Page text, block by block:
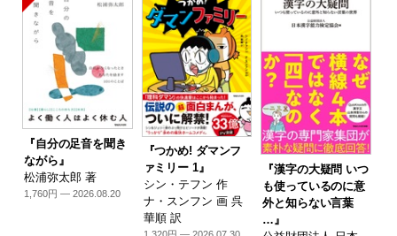
『自分の足音を聞き
ながら』
松浦弥太郎 著
1,760円 — 2026.08.20
『つかめ! ダマンフ
ァミリー 1』
シン・テフン 作
ナ・スンフン 画 呉
華順 訳
『漢字の大疑問 いつ
も使っているのに意
外と知らない言葉
…』